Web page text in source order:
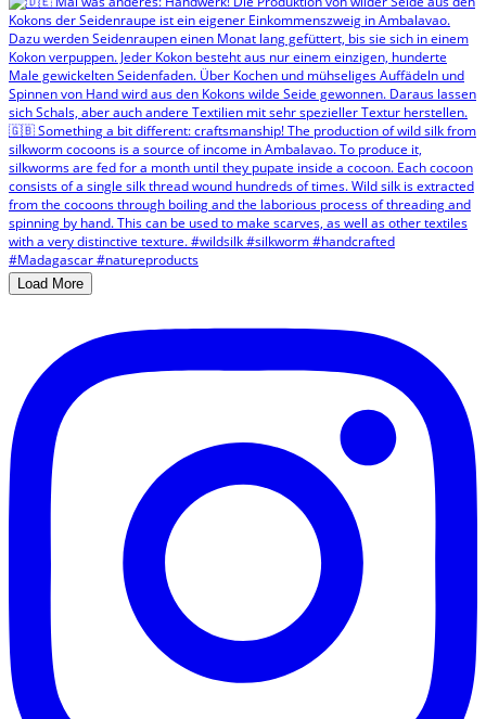
Load More